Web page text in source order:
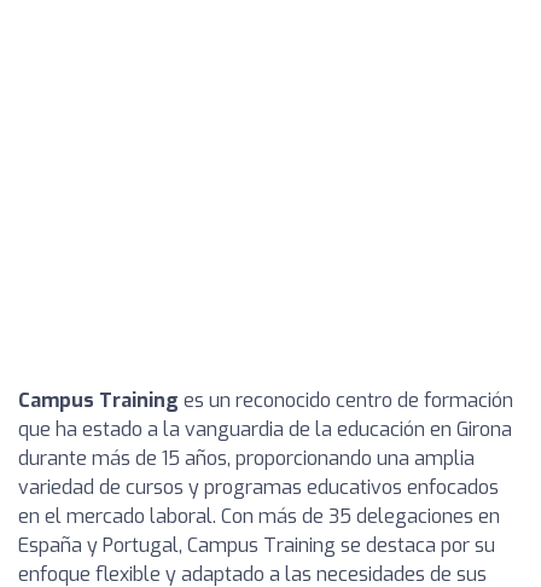
Campus Training es un reconocido centro de formación
que ha estado a la vanguardia de la educación en Girona
durante más de 15 años, proporcionando una amplia
variedad de cursos y programas educativos enfocados
en el mercado laboral. Con más de 35 delegaciones en
España y Portugal, Campus Training se destaca por su
enfoque flexible y adaptado a las necesidades de sus